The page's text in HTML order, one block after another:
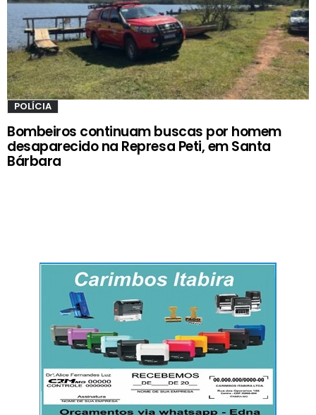
POLÍCIA
Bombeiros continuam buscas por homem
desaparecido na Represa Peti, em Santa
Bárbara